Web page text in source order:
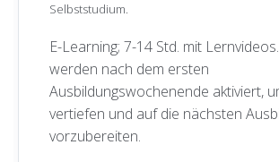
Selbststudium.
E-Learning; 7-14 Std. mit
werden nach dem ersten
Ausbildungswochenende aktiviert,
vertiefen und auf die nächsten
vorzubereiten.